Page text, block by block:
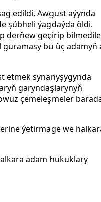
edildi. Awgust aýynda
şübheli ýagdaýda öldi.
derňew geçirip
bu üç adamyň
etmek synanyşygynda
garyndaşlarynyň
çemeleşmeler
ýetirmäge we
adam hukuklary